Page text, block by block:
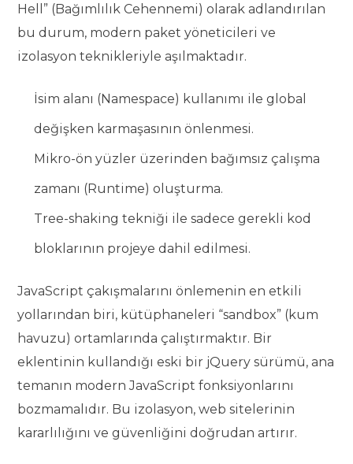
Hell” (Bağımlılık Cehennemi) olarak adlandırılan
bu durum, modern paket yöneticileri ve
izolasyon teknikleriyle aşılmaktadır.
İsim alanı (Namespace) kullanımı ile global
değişken karmaşasının önlenmesi.
Mikro-ön yüzler üzerinden bağımsız çalışma
zamanı (Runtime) oluşturma.
Tree-shaking tekniği ile sadece gerekli kod
bloklarının projeye dahil edilmesi.
JavaScript çakışmalarını önlemenin en etkili
yollarından biri, kütüphaneleri “sandbox” (kum
havuzu) ortamlarında çalıştırmaktır. Bir
eklentinin kullandığı eski bir jQuery sürümü, ana
temanın modern JavaScript fonksiyonlarını
bozmamalıdır. Bu izolasyon, web sitelerinin
kararlılığını ve güvenliğini doğrudan artırır.